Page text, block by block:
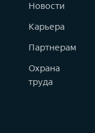
Новости
Карьера
Партнерам
Охрана
труда